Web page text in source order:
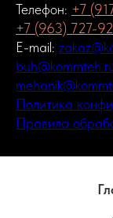
Телефон: +7
+7 (963) 727-
E-mail:
Политика
Правила